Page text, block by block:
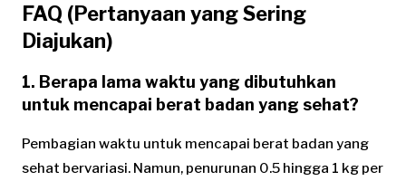
FAQ (Pertanyaan yang Sering
Diajukan)
1. Berapa lama waktu yang dibutuhkan
untuk mencapai berat badan yang sehat?
Pembagian waktu untuk mencapai berat badan yang
sehat bervariasi. Namun, penurunan 0.5 hingga 1 kg per